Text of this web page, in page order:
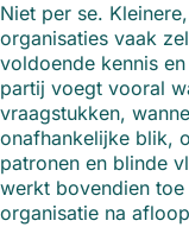
Niet per se.
organisaties vaak
voldoende kennis
partij voegt vooral
vraagstukken,
onafhankelijke blik,
patronen en blinde
werkt bovendien
organisatie na